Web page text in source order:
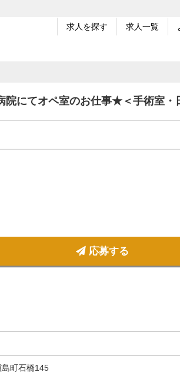
求人を探す 求人一覧
院にてオペ室のお仕事★＜手術室
応募する
町石橋145